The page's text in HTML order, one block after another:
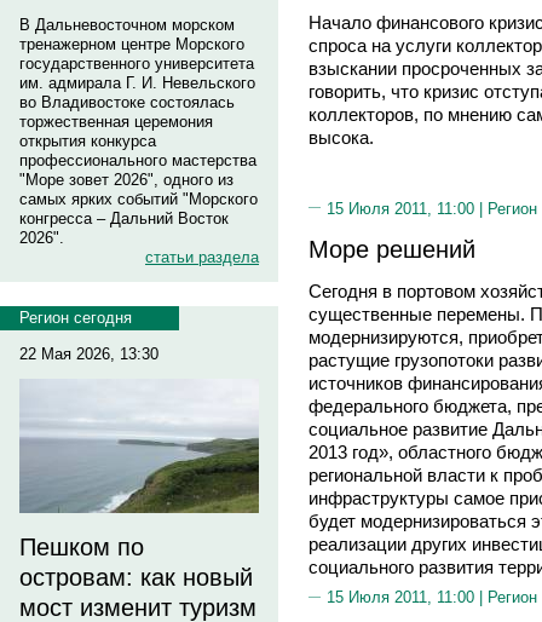
В Дальневосточном морском
тренажерном центре Морского
государственного университета
им. адмирала Г. И. Невельского
во Владивостоке состоялась
торжественная церемония
открытия конкурса
профессионального мастерства
"Море зовет 2026", одного из
самых ярких событий "Морского
конгресса – Дальний Восток
2026".
статьи раздела
Регион сегодня
22 Мая 2026, 13:30
Пешком по
островам: как новый
мост изменит туризм
Начало финансового
спроса на услуги
взыскании просроченных
говорить, что кризис
коллекторов, по мнению
высока.
15 Июля 2011, 11:00 | Регион
Море решений
Сегодня в портовом
существенные перемены.
модернизируются,
растущие грузопотоки
источников
федерального бюджета,
социальное развитие
2013 год», областного
региональной власти к
инфраструктуры самое
будет модернизироваться
реализации других
социального развития
15 Июля 2011, 11:00 |